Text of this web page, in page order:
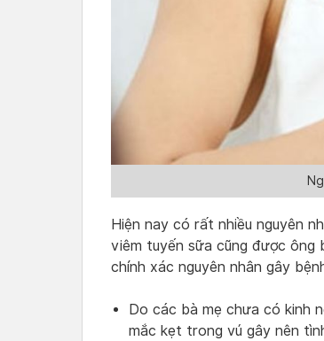
Hiện nay có rất nhiều nguyên
viêm tuyến sữa cũng được
chính xác nguyên nhân gây
Do các bà mẹ chưa có kinh
mắc kẹt trong vú gây nên